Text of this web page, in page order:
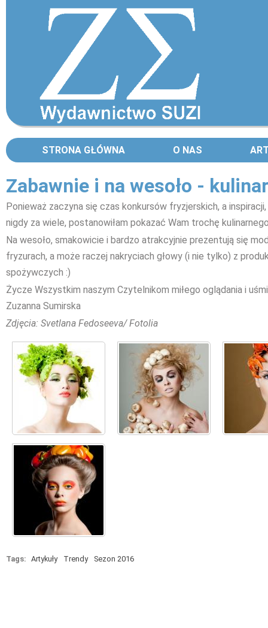
STRONA GŁÓWNA O NAS
Zabawnie i na wesoło -
Ponieważ zaczyna się czas konkursów fryzjerskich, a
nigdy za wiele, postanowiłam pokazać Wam trochę
Na wesoło, smakowicie i bardzo atrakcyjnie prezentują się
fryzurach, a może raczej nakryciach głowy (i nie tylko) z
spożywczych :)
Życze Wszystkim naszym Czytelnikom miłego oglądania i
Zuzanna Sumirska
Zdjęcia: Svetlana Fedoseeva/ Fotolia
Tags: Artykuły Trendy Sezon 2016